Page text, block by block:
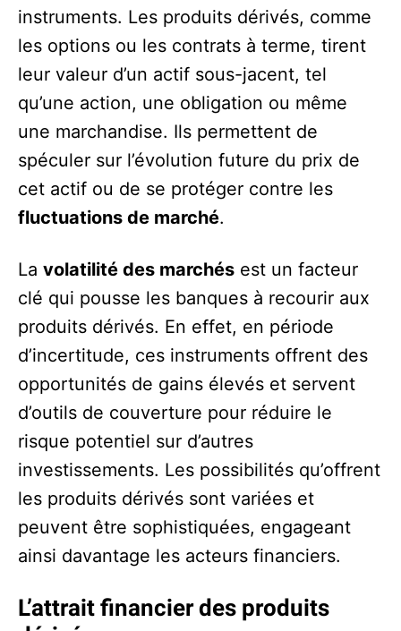
instruments. Les produits dérivés, comme
les options ou les contrats à terme, tirent
leur valeur d’un actif sous-jacent, tel
qu’une action, une obligation ou même
une marchandise. Ils permettent de
spéculer sur l’évolution future du prix de
cet actif ou de se protéger contre les
fluctuations de marché.
La volatilité des marchés est un facteur
clé qui pousse les banques à recourir aux
produits dérivés. En effet, en période
d’incertitude, ces instruments offrent des
opportunités de gains élevés et servent
d’outils de couverture pour réduire le
risque potentiel sur d’autres
investissements. Les possibilités qu’offrent
les produits dérivés sont variées et
peuvent être sophistiquées, engageant
ainsi davantage les acteurs financiers.
L’attrait financier des produits